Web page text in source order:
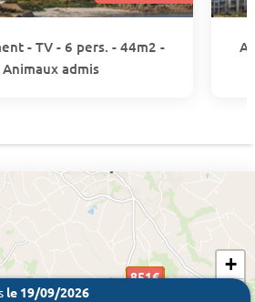
- TV - 6 pers. - 44m2 -
Animaux admis
318 €
851€
851€
528€
528€
851€
851€
528€
528€
851€
+
le 19/09/2026